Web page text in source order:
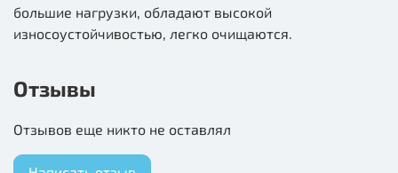
большие нагрузки, обладают высокой
износоустойчивостью, легко очищаются.
Отзывы
Отзывов еще никто не оставлял